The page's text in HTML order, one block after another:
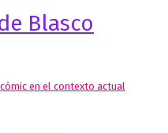
Blasco
en el contexto actual